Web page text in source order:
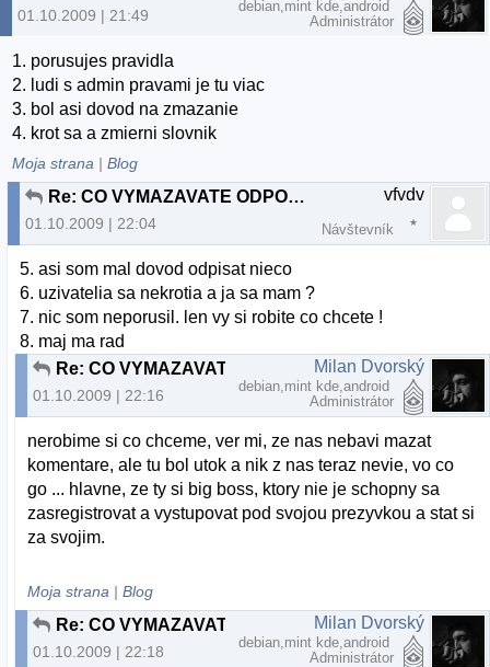
01.10.2009 | 21:49
debian,mint kde,android
Administrátor
1. porusujes pravidla
2. ludi s admin pravami je tu viac
3. bol asi dovod na zmazanie
4. krot sa a zmierni slovnik
Moja strana |Blog
Re: CO VYMAZAVATE ODPOVEDE TY DEBILNY ADMIN ???
01.10.2009 | 22:04
vfvdv
Návštevník
5. asi som mal dovod odpisat nieco
6. uzivatelia sa nekrotia a ja sa mam ?
7. nic som neporusil. len vy si robite co chcete !
8. maj ma rad
01.10.2009 | 22:16
Milan Dvorský
debian,mint kde,android
Administrátor
nerobime si co chceme, ver mi, ze nas nebavi mazat
komentare, ale tu bol utok a nik z nas teraz nevie, vo co
go ... hlavne, ze ty si big boss, ktory nie je schopny sa
zasregistrovat a vystupovat pod svojou prezyvkou a stat si
za svojim.
Moja strana |Blog
01.10.2009 | 22:18
Milan Dvorský
debian,mint kde,android
Administrátor